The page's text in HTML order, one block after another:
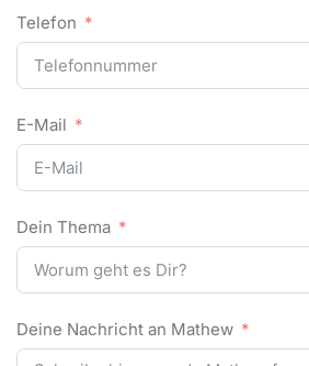
Telefon
E-Mail
Dein Thema
Deine Nachricht an Mathew